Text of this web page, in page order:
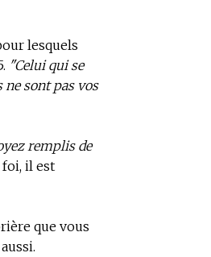
lesquels
"Celui qui se
ne sont pas vos
remplis de
foi, il est
que vous